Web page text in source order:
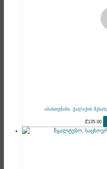
აბასთუმანი, ქალაქის
₾135.00